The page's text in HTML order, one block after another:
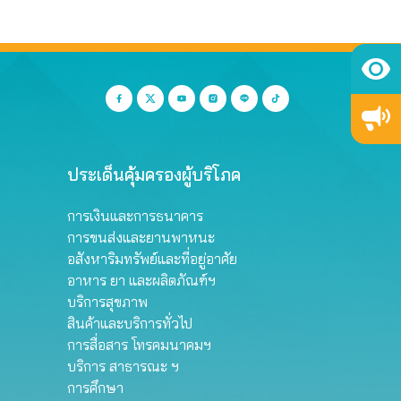
ประเด็นคุ้มครองผู้บริโภค
การเงินและการธนาคาร
การขนส่งและยานพาหนะ
อสังหาริมทรัพย์และที่อยู่อาศัย
อาหาร ยา และผลิตภัณฑ์ฯ
บริการสุขภาพ
สินค้าและบริการทั่วไป
การสื่อสาร โทรคมนาคมฯ
บริการ สาธารณะ ฯ
การศึกษา